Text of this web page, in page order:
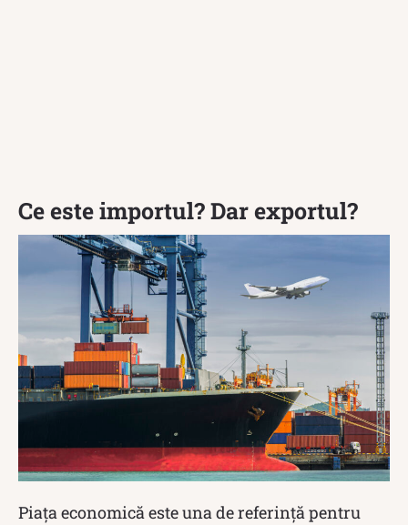
Ce este importul? Dar exportul?
Piața economică este una de referință pentru